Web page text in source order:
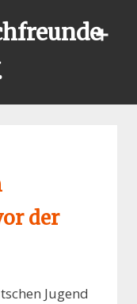
der
Jugend